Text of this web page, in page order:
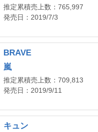
推定累積売上数：765,997
発売日：2019/7/3
BRAVE
嵐
推定累積売上数：709,813
発売日：2019/9/11
キュン